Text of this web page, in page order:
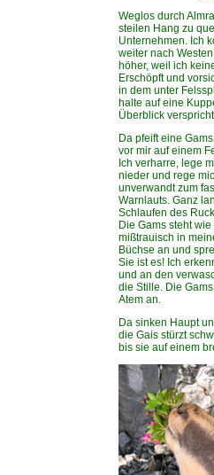
Weglos durch
steilen Hang zu
Unternehmen. Ich
weiter nach
höher, weil ich
Erschöpft und
in dem unter
halte auf eine
Überblick
Da pfeift eine
vor mir auf einem
Ich verharre, lege
nieder und rege
unverwandt zum
Warnlauts. Ganz
Schlaufen des
Die Gams steht
mißtrauisch in
Büchse an und
Sie ist es! Ich
und an den
die Stille. Die
Atem an.
Da sinken Haupt
die Gais stürzt
bis sie auf einem